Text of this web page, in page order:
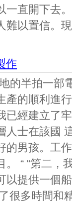
一直開下去
難以置信。
作
的半拍一部
產的順利進
已經建立了
人士在該國
的男孩。工
“ “第二，
以提供一個
很多時間和